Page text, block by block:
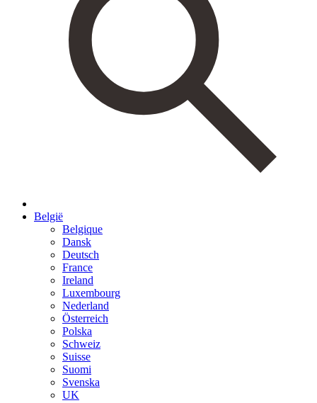
België
Belgique
Dansk
Deutsch
France
Ireland
Luxembourg
Nederland
Österreich
Polska
Schweiz
Suisse
Suomi
Svenska
UK